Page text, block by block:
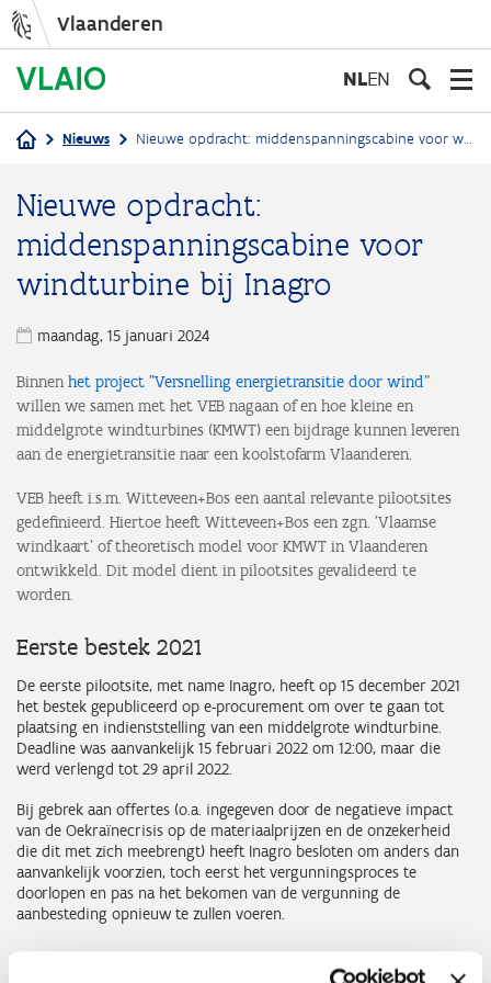
inhoud
Vlaanderen
NLEN
Nieuws Nieuwe opdracht: middenspanningscabine voor windturbine bij Inagro
Nieuwe opdracht:
middenspanningscabine voor
windturbine bij Inagro
maandag, 15 januari 2024
Binnen het project "Versnelling energietransitie door wind"
willen we samen met het VEB nagaan of en hoe kleine en
middelgrote windturbines (KMWT) een bijdrage kunnen leveren
aan de energietransitie naar een koolstofarm Vlaanderen.
VEB heeft i.s.m. Witteveen+Bos een aantal relevante pilootsites
gedefinieerd. Hiertoe heeft Witteveen+Bos een zgn. 'Vlaamse
windkaart' of theoretisch model voor KMWT in Vlaanderen
ontwikkeld. Dit model dient in pilootsites gevalideerd te
worden.
Eerste bestek 2021
De eerste pilootsite, met name Inagro, heeft op 15 december 2021
het bestek gepubliceerd op e-procurement om over te gaan tot
plaatsing en indienststelling van een middelgrote windturbine.
Deadline was aanvankelijk 15 februari 2022 om 12:00, maar die
werd verlengd tot 29 april 2022.
Bij gebrek aan offertes (o.a. ingegeven door de negatieve impact
van de Oekraïnecrisis op de materiaalprijzen en de onzekerheid
die dit met zich meebrengt) heeft Inagro besloten om anders dan
aanvankelijk voorzien, toch eerst het vergunningsproces te
doorlopen en pas na het bekomen van de vergunning de
aanbesteding opnieuw te zullen voeren.